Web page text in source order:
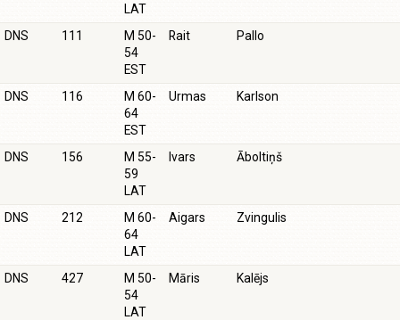
LAT
DNS 111
M 50-
54
EST
Rait Pallo
DNS 116
M 60-
64
EST
Urmas Karlson
DNS 156
M 55-
59
LAT
Ivars Āboltiņš
DNS 212
M 60-
64
LAT
Aigars Zvingulis
DNS 427
M 50-
54
LAT
Māris Kalējs